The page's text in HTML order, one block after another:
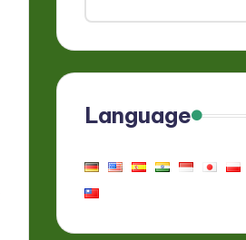
Language